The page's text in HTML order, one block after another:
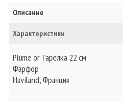
Описание
Характеристики
Plume or Тарелка 22 см
Фарфор
Haviland, Франция